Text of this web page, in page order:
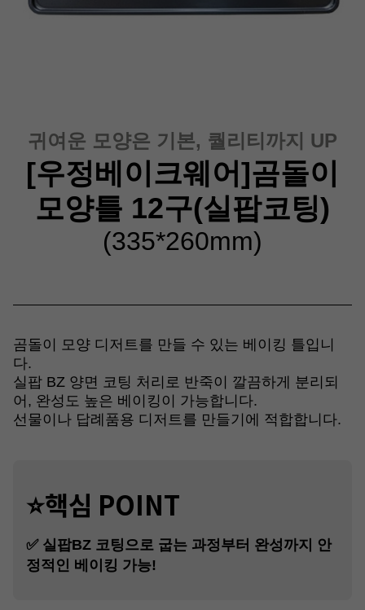
귀여운 모양은 기본, 퀄리티까지 UP
[우정베이크웨어]곰돌이
모양틀 12구(실팝코팅)
(335*260mm)
곰돌이 모양 디저트를 만들 수 있는 베이킹 틀입니
다.
실팝 BZ 양면 코팅 처리로 반죽이 깔끔하게 분리되
어, 완성도 높은 베이킹이 가능합니다.
선물이나 답례품용 디저트를 만들기에 적합합니다.
⭐핵심 POINT
✅ 실팝BZ 코팅으로 굽는 과정부터 완성까지 안
정적인 베이킹 가능!